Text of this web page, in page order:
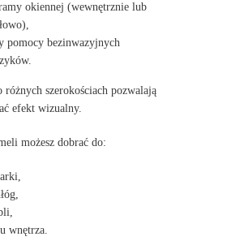
okiennej (wewnętrznie lub
pomocy bezinwazyjnych
różnych szerokościach pozwalają
efekt wizualny.
możesz dobrać do:
wnętrza.